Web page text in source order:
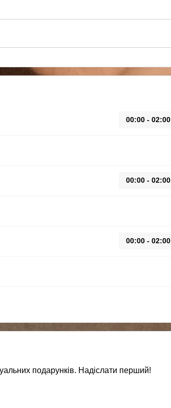
00:00 - 02:00
00:00 - 02:00
00:00 - 02:00
подарунків. Надіслати перший!